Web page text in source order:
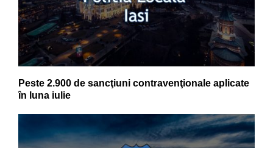
Peste 2.900 de sancţiuni contravenţionale aplicate
în luna iulie